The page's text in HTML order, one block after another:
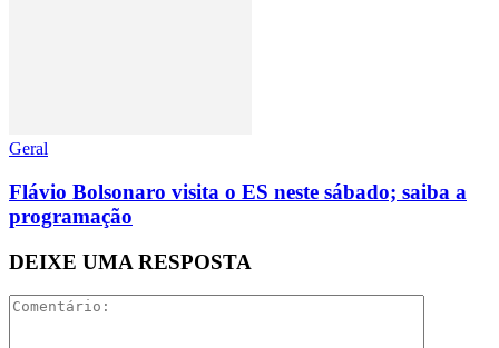
Geral
Flávio Bolsonaro visita o ES neste sábado; saiba a
programação
DEIXE UMA RESPOSTA